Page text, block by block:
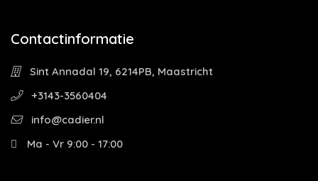
Contactinformatie
Sint Annadal 19, 6214PB, Maastricht
+3143-3560404
info@cadier.nl
Ma - Vr 9:00 - 17:00